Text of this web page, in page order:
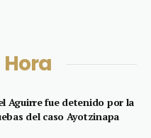
Aguirre fue detenido por la
del caso Ayotzinapa